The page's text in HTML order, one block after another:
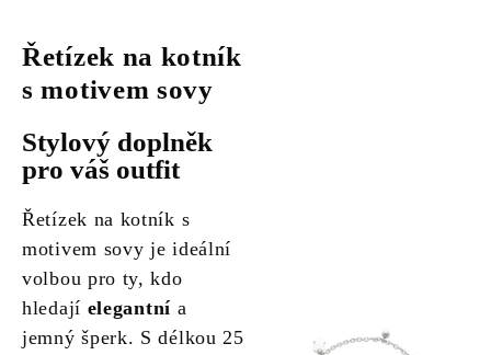
Řetízek na kotník
s motivem sovy
Stylový doplněk
pro váš outfit
Řetízek na kotník s
motivem sovy je ideální
volbou pro ty, kdo
hledají elegantnía
jemný šperk. S délkou 25